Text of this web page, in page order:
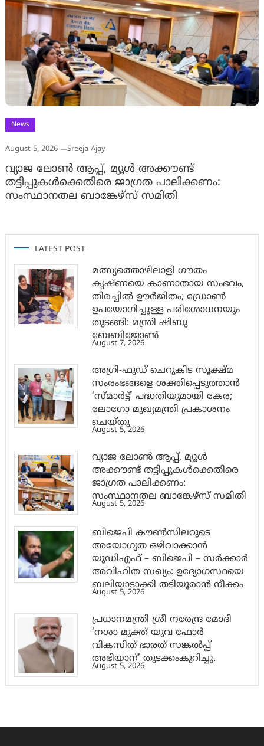
News
August 5, 2026 Sreeja Ajay
വ്യാജ ലോൺ ആപ്പ്, മ്യൂൾ അക്കൗണ്ട്
തട്ടിപ്പുകൾക്കെതിരെ ജാ​ഗ്രത പാലിക്കണം:
സംസ്ഥാനതല ബാങ്കേഴ്സ് സമിതി
LATEST POST
മത്സ്യത്തൊഴിലാളി ഗൗതം
കൃഷ്ണയെ കാണാതായ സംഭവം,
തിരച്ചിൽ ഊർജിതം; ഡ്രോണ്‍
ഉപയോഗിച്ചുള്ള പരിശോധനയും
തുടങ്ങി: മന്ത്രി ഷിബു
ബേബിജോണ്‍
August 7, 2026
അഗ്രി-ഫുഡ് ചെറുകിട സൂക്ഷ്മ
സംരംഭങ്ങളെ ശക്തിപ്പെടുത്താന്‍
‘സ്മാര്‍ട്ട്’ പദ്ധതിയുമായി കേര;
ലോഗോ മുഖ്യമന്ത്രി പ്രകാശനം
ചെയ്തു
August 5, 2026
വ്യാജ ലോൺ ആപ്പ്, മ്യൂൾ
അക്കൗണ്ട് തട്ടിപ്പുകൾക്കെതിരെ
ജാ​ഗ്രത പാലിക്കണം:
സംസ്ഥാനതല ബാങ്കേഴ്സ് സമിതി
August 5, 2026
ബിജെപി കൗൺസിലറുടെ
അയോഗ്യത ഒഴിവാക്കാൻ
യുഡിഎഫ് – ബിജെപി – സർക്കാർ
അവിഹിത സഖ്യം: ഉദ്യോഗസ്ഥയെ
ബലിയാടാക്കി തടിയൂരാൻ നീക്കം
August 5, 2026
പ്രധാനമന്ത്രി ശ്രീ നരേന്ദ്ര മോദി
‘നശാ മുക്ത് യുവ ഫോർ
വികസിത് ഭാരത് സങ്കൽപ്പ്
അഭിയാന്’ തുടക്കംകുറിച്ചു.
August 5, 2026